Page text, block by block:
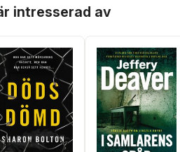
intresserad av